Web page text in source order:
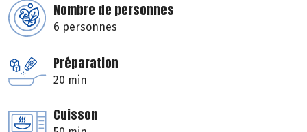
Nombre de personnes
6 personnes
Préparation
20 min
Cuisson